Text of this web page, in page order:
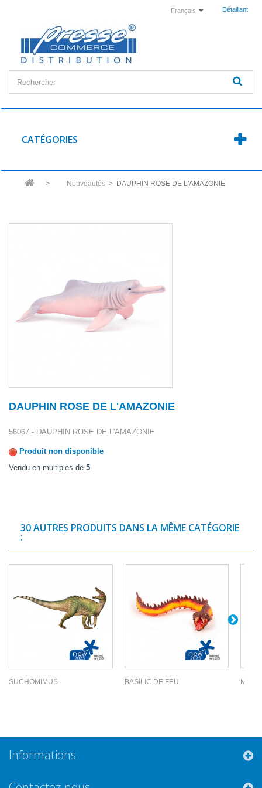
Détaillant
Français
CATÉGORIES
> Nouveautés > DAUPHIN ROSE DE L'AMAZONIE
DAUPHIN ROSE DE L'AMAZONIE
56067 - DAUPHIN ROSE DE L'AMAZONIE
Produit non disponible
Vendu en multiples de 5
30 AUTRES PRODUITS DANS LA MÊME CATÉGORIE
:
SUCHOMIMUS BASILIC DE FEU
Informations